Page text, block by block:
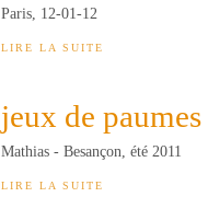
Paris, 12-01-12
LIRE LA SUITE
jeux de paumes
Mathias - Besançon, été 2011
LIRE LA SUITE